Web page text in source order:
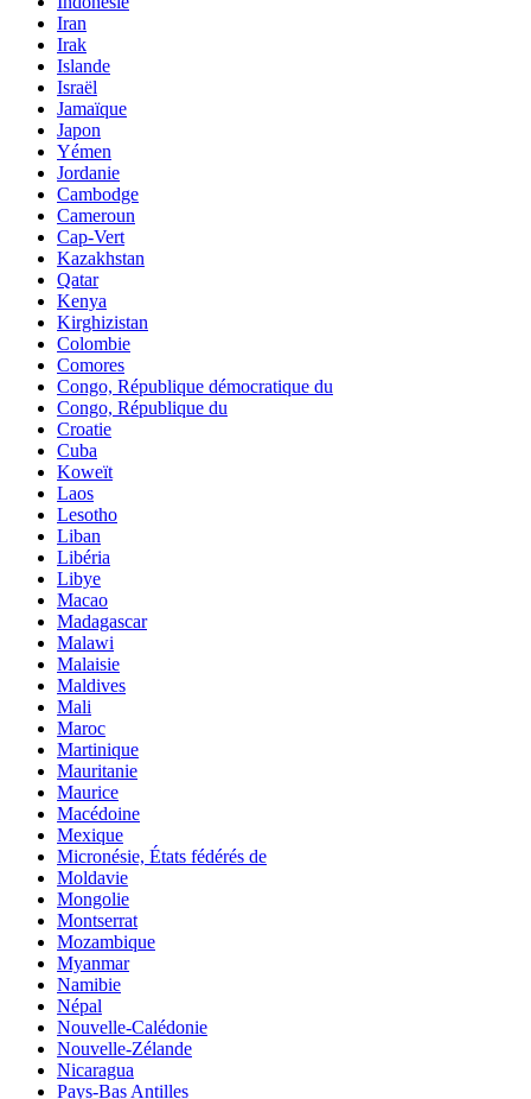
Iran
Irak
Islande
Israël
Jamaïque
Japon
Yémen
Jordanie
Cambodge
Cameroun
Cap-Vert
Kazakhstan
Qatar
Kenya
Kirghizistan
Colombie
Comores
Congo, République démocratique du
Congo, République du
Croatie
Cuba
Koweït
Laos
Lesotho
Liban
Libéria
Libye
Macao
Madagascar
Malawi
Malaisie
Maldives
Mali
Maroc
Martinique
Mauritanie
Maurice
Macédoine
Mexique
Micronésie, États fédérés de
Moldavie
Mongolie
Montserrat
Mozambique
Myanmar
Namibie
Népal
Nouvelle-Calédonie
Nouvelle-Zélande
Nicaragua
Pays-Bas Antilles